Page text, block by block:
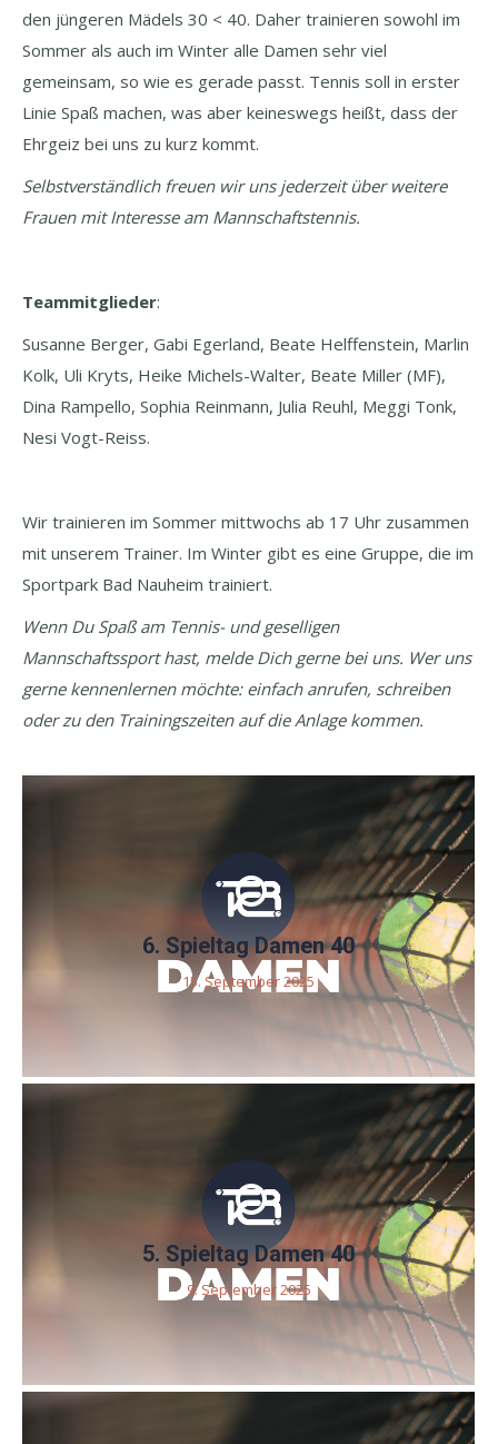
den jüngeren Mädels 30 < 40. Daher trainieren sowohl im
Sommer als auch im Winter alle Damen sehr viel
gemeinsam, so wie es gerade passt. Tennis soll in erster
Linie Spaß machen, was aber keineswegs heißt, dass der
Ehrgeiz bei uns zu kurz kommt.
Selbstverständlich freuen wir unsjederzeit über weitere
Frauen mit Interesse am Mannschaftstennis.
Teammitglieder:
Susanne Berger, Gabi Egerland, Beate Helffenstein, Marlin
Kolk, Uli Kryts, Heike Michels-Walter, Beate Miller (MF),
Dina Rampello, Sophia Reinmann, Julia Reuhl, Meggi Tonk,
Nesi Vogt-Reiss.
Wir trainieren im Sommer mittwochs ab 17 Uhr zusammen
mit unserem Trainer. Im Winter gibt es eine Gruppe, die im
Sportpark Bad Nauheim trainiert.
Wenn Du Spaß am Tennis- und geselligen
Mannschaftssport hast, melde Dich gerne bei uns. Wer uns
gerne kennenlernen möchte: einfach anrufen, schreiben
oder zu den Trainingszeiten auf die Anlage kommen.
6. Spieltag Damen 40
15. September 2025
5. Spieltag Damen 40
9. September 2025